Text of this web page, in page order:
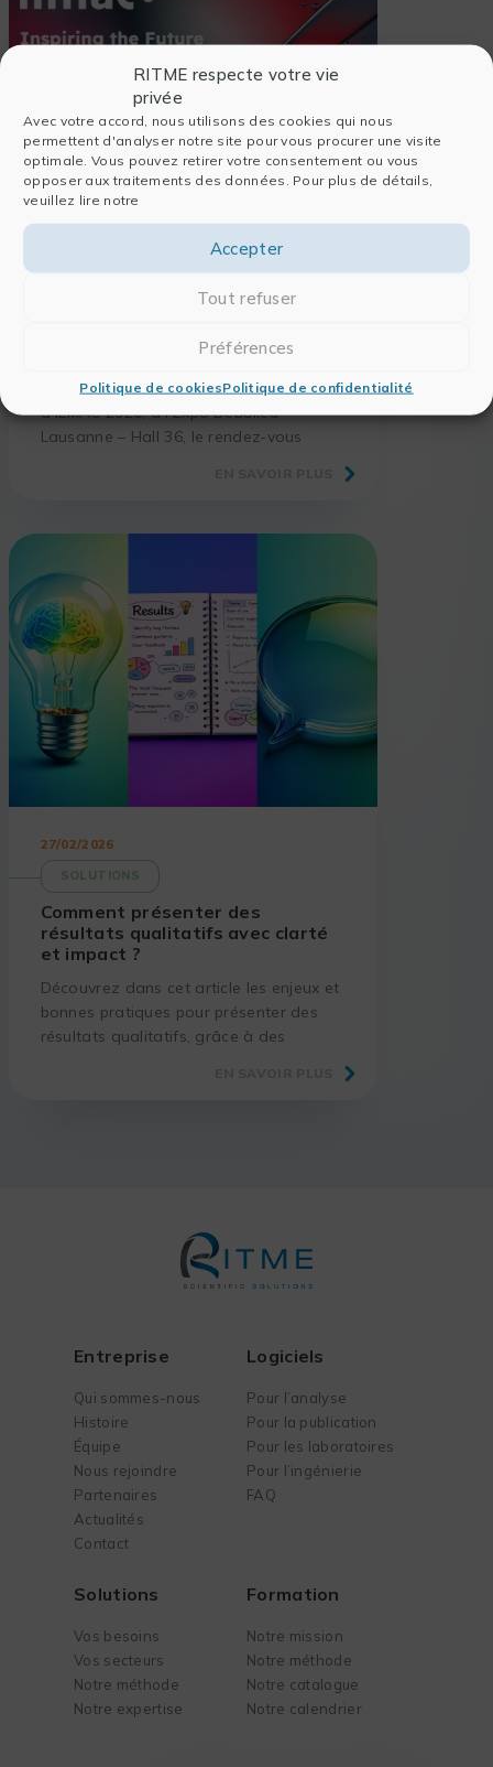
RITME respecte votre vie
privée
Avec votre accord, nous utilisons des cookies qui nous
permettent d'analyser notre site pour vous procurer une visite
optimale. Vous pouvez retirer votre consentement ou vous
opposer aux traitements des données. Pour plus de détails,
veuillez lire notre
Accepter
Tout refuser
Préférences
Politique de cookiesPolitique de confidentialité
Les 23 et 24 septembre, retrouvez-nous
à ILMAC 2026, à l’Expo Beaulieu
Lausanne – Hall 36, le rendez-vous
27/02/2026
SOLUTIONS
Comment présenter des
résultats qualitatifs avec clarté
et impact ?
Découvrez dans cet article les enjeux et
bonnes pratiques pour présenter des
résultats qualitatifs, grâce à des
Entreprise
Qui sommes-nous
Histoire
Équipe
Nous rejoindre
Partenaires
Actualités
Contact
Logiciels
Pour l’analyse
Pour la publication
Pour les laboratoires
Pour l’ingénierie
FAQ
Solutions
Vos besoins
Vos secteurs
Notre méthode
Notre expertise
Formation
Notre mission
Notre méthode
Notre catalogue
Notre calendrier